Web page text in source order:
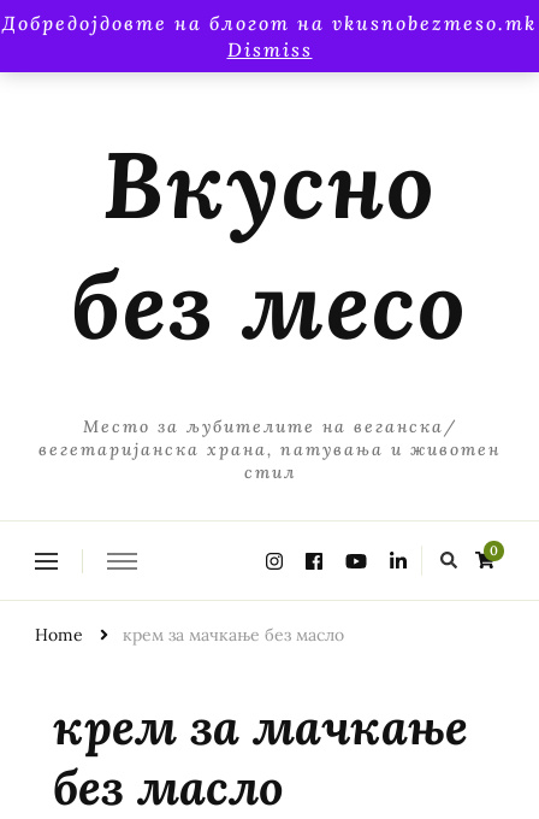
Добредојдовте на блогот на vkusnobezmeso.mk
Dismiss
Вкусно
без месо
Место за љубителите на веганска/
вегетаријанска храна, патувања и животен
стил
0
Home крем за мачкање без масло
крем за мачкање
без масло